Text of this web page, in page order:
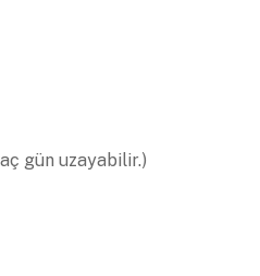
gün uzayabilir.)